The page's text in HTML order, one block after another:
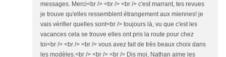
messages. Merci<br /> <br /> <br /> c'est marrant, tes revues
je trouve qu'elles ressemblent étrangement aux miennes! je
vais vérifier quelles sont<br /> toujours là, vu que c'est les
vacances cela se trouve elles ont pris la route pour chez
toi<br /> <br /> <br /> vous avez fait de très beaux choix dans
les modèles.<br /> <br /> <br /> Dis moi, Nathan aime les